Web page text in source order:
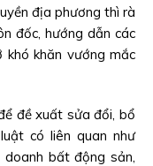
địa phương thì rà
đốc, hướng dẫn các
khăn vướng mắc
đề xuất sửa đổi, bổ
có liên quan như
bất động sản,